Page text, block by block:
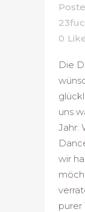
0
Die
uns
Jahr:
wir
purer